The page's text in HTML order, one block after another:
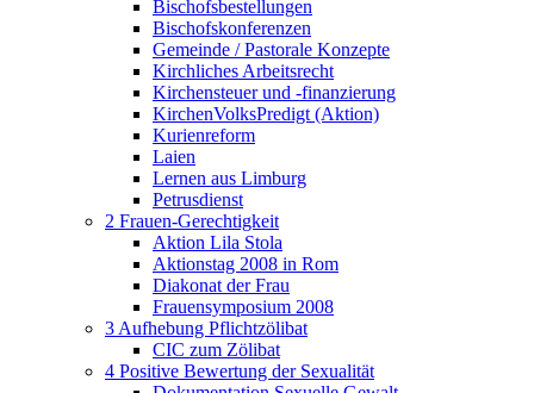
Bischofsbestellungen
Bischofskonferenzen
Gemeinde / Pastorale Konzepte
Kirchliches Arbeitsrecht
Kirchensteuer und -finanzierung
KirchenVolksPredigt (Aktion)
Kurienreform
Laien
Lernen aus Limburg
Petrusdienst
2 Frauen-Gerechtigkeit
Aktion Lila Stola
Aktionstag 2008 in Rom
Diakonat der Frau
Frauensymposium 2008
3 Aufhebung Pflichtzölibat
CIC zum Zölibat
4 Positive Bewertung der Sexualität